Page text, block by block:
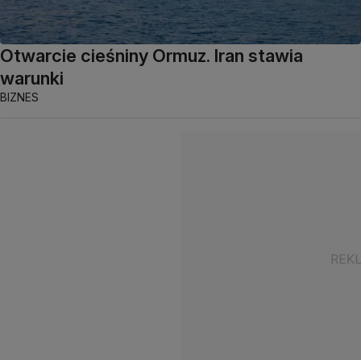
Otwarcie cieśniny Ormuz. Iran stawia
warunki
BIZNES